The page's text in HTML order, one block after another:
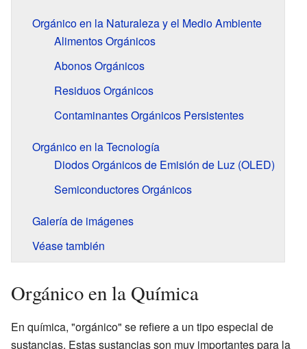
Orgánico en la Naturaleza y el Medio Ambiente
Alimentos Orgánicos
Abonos Orgánicos
Residuos Orgánicos
Contaminantes Orgánicos Persistentes
Orgánico en la Tecnología
Diodos Orgánicos de Emisión de Luz (OLED)
Semiconductores Orgánicos
Galería de imágenes
Véase también
Orgánico en la Química
En química, "orgánico" se refiere a un tipo especial de
sustancias. Estas sustancias son muy importantes para la